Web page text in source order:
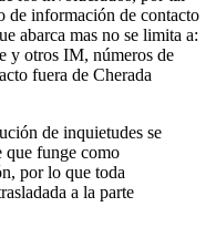
de información de contacto
abarca mas no se limita a:
y otros IM, números de
fuera de Cherada
de inquietudes se
que funge como
por lo que toda
a la parte